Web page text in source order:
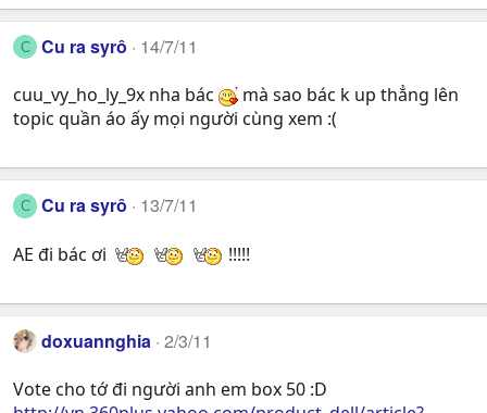
C Cu ra syrô 14/7/11
cuu_vy_ho_ly_9x nha bác
mà sao bác k up thẳng lên
topic quần áo ấy mọi người cùng xem :(
C Cu ra syrô 13/7/11
AE đi bác ơi !!!!!
doxuannghia 2/3/11
Vote cho tớ đi người anh em box 50 :D